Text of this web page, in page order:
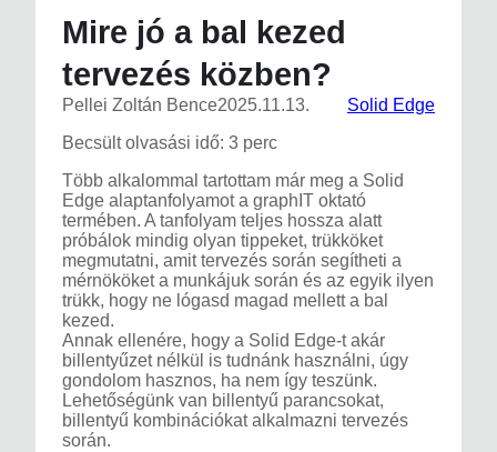
Mire jó a bal kezed
tervezés közben?
Pellei Zoltán Bence2025.11.13.
Solid Edge
Becsült olvasási idő: 3 perc
Több alkalommal tartottam már meg a Solid
Edge alaptanfolyamot a graphIT oktató
termében. A tanfolyam teljes hossza alatt
próbálok mindig olyan tippeket, trükköket
megmutatni, amit tervezés során segítheti a
mérnököket a munkájuk során és az egyik ilyen
trükk, hogy ne lógasd magad mellett a bal
kezed.
Annak ellenére, hogy a Solid Edge-t akár
billentyűzet nélkül is tudnánk használni, úgy
gondolom hasznos, ha nem így teszünk.
Lehetőségünk van billentyű parancsokat,
billentyű kombinációkat alkalmazni tervezés
során.